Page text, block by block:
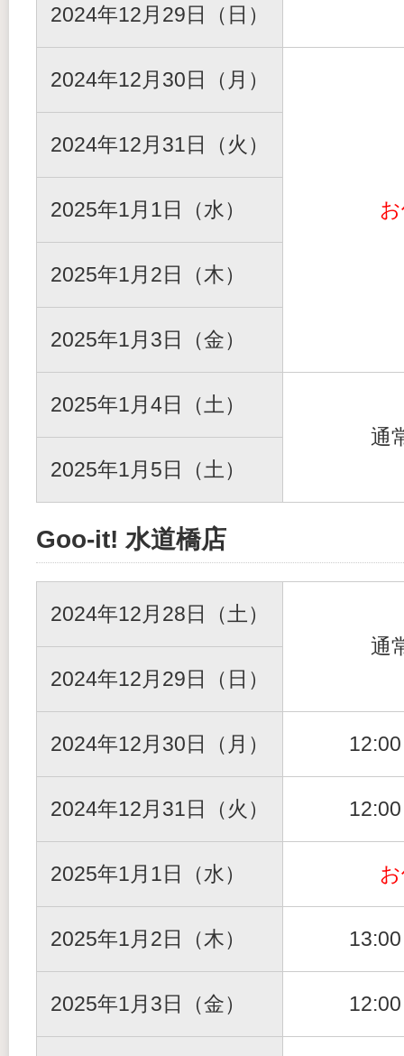
2024年12月29日（日）
2024年12月30日（月）
2024年12月31日（火）
2025年1月1日（水）
2025年1月2日（木）
2025年1月3日（金）
2025年1月4日（土）
通
2025年1月5日（土）
Goo-it! 水道橋店
2024年12月28日（土）
通
2024年12月29日（日）
2024年12月30日（月）
2024年12月31日（火）
2025年1月1日（水）
2025年1月2日（木）
2025年1月3日（金）